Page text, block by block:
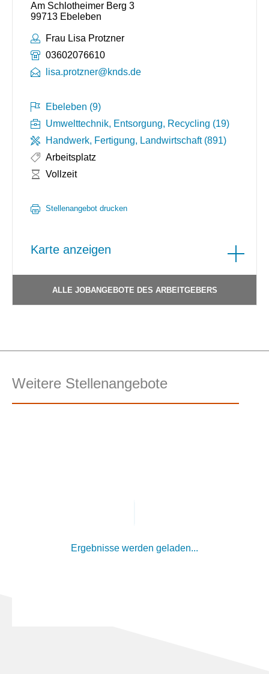
Am Schlotheimer Berg 3
99713 Ebeleben
Ansprechpartner:
Frau Lisa Protzner
Telefonnummer:
03602076610
lisa.protzner@knds.de
Ebeleben (9)
Umwelttechnik, Entsorgung, Recycling (19)
Handwerk, Fertigung, Landwirtschaft (891)
Arbeitsplatz
Arbeitszeit:
Vollzeit
Stellenangebot drucken
Karte anzeigen
ALLE JOBANGEBOTE DES ARBEITGEBERS
Weitere Stellenangebote
Ergebnisse werden geladen...